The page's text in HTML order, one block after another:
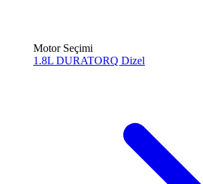
Motor Seçimi
1.8L DURATORQ Dizel